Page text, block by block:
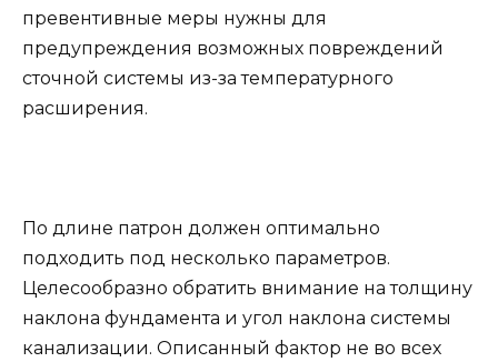
превентивные меры нужны для
предупреждения возможных повреждений
сточной системы из-за температурного
расширения.
По длине патрон должен оптимально
подходить под несколько параметров.
Целесообразно обратить внимание на толщину
наклона фундамента и угол наклона системы
канализации. Описанный фактор не во всех